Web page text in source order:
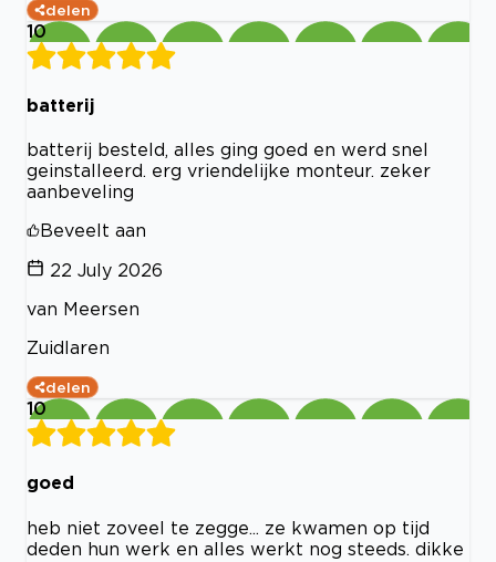
delen
10
batterij
batterij besteld, alles ging goed en werd snel
geinstalleerd. erg vriendelijke monteur. zeker
aanbeveling
Beveelt aan
22 July 2026
van Meersen
Zuidlaren
delen
10
goed
heb niet zoveel te zegge... ze kwamen op tijd
deden hun werk en alles werkt nog steeds. dikke